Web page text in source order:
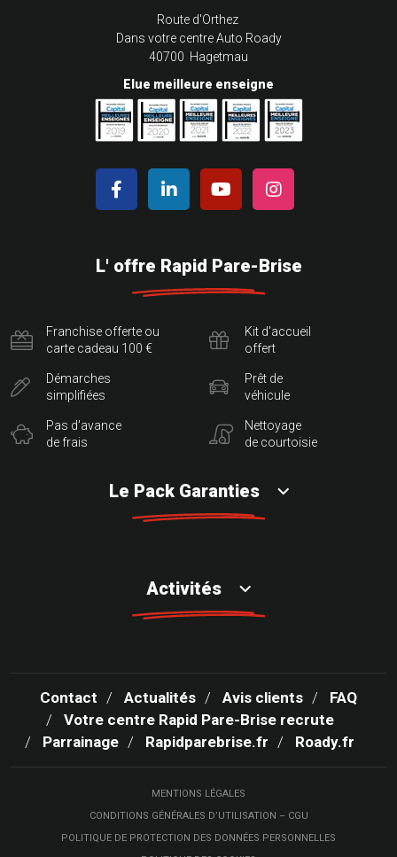
Route d'Orthez
Dans votre centre Auto Roady
40700 Hagetmau
Elue meilleure enseigne
L' offre Rapid Pare-Brise
Franchise offerte ou
carte cadeau 100 €
Démarches
simplifiées
Pas d'avance
de frais
Kit d'accueil
offert
Prêt de
véhicule
Nettoyage
de courtoisie
Le Pack Garanties
Activités
Contact Actualités Avis clients
FAQ
Votre centre Rapid Pare-Brise recrute
Parrainage
Rapidparebrise.fr Roady.fr
MENTIONS LÉGALES
CONDITIONS GÉNÉRALES D’UTILISATION – CGU
POLITIQUE DE PROTECTION DES DONNÉES PERSONNELLES